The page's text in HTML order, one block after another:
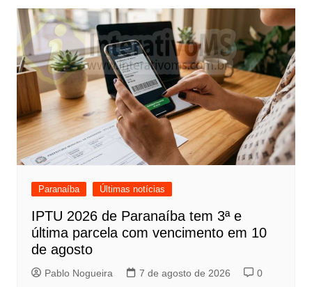
Paranaíba Últimas notícias
IPTU 2026 de Paranaíba tem 3ª e
última parcela com vencimento em 10
de agosto
Pablo Nogueira 7 de agosto de 2026 0